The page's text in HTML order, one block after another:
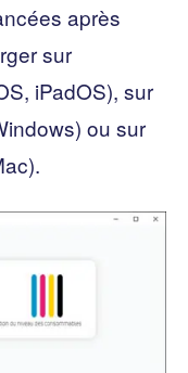
après
sur
iPadOS), sur
ou sur